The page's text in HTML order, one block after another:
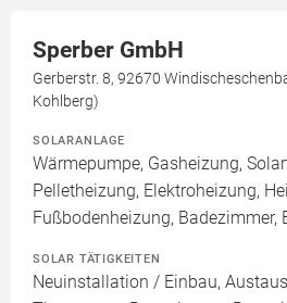
Sperber GmbH
Gerberstr. 8, 92670
Kohlberg)
SOLARANLAGE
Wärmepumpe, Gasheizung,
Pelletheizung, Elektroheizung,
Fußbodenheizung, Badezimmer,
SOLAR TÄTIGKEITEN
Neuinstallation / Einbau,